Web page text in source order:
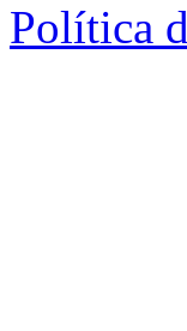
Política